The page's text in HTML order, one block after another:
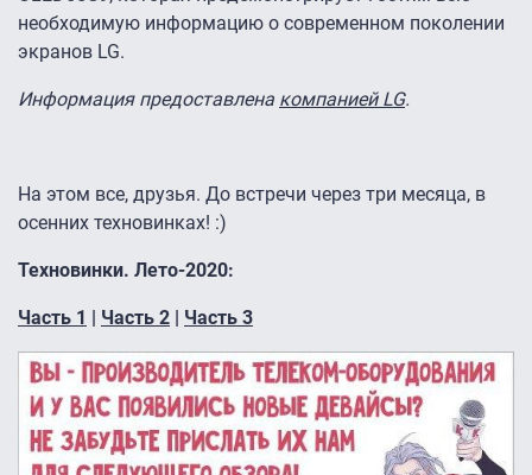
необходимую информацию о современном поколении
экранов LG.
Информация предоставлена компанией LG.
На этом все, друзья. До встречи через три месяца, в
осенних техновинках! :)
Техновинки. Лето-2020:
Часть 1 | Часть 2 | Часть 3